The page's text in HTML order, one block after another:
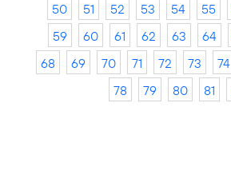
50
51 52 53 54 55
59
60 61 62 63 64
68
69 70 71 72 73 74
78
79 80 81